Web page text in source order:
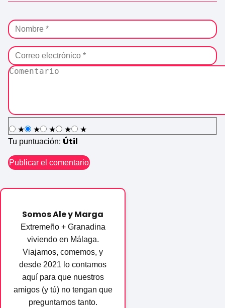
★ ★ ★ ★
★
Tu puntuación: Útil
Somos Ale y Marga
Extremeño + Granadina
viviendo en Málaga.
Viajamos, comemos, y
desde 2021 lo contamos
aquí para que nuestros
amigos (y tú) no tengan que
preguntarnos tanto.